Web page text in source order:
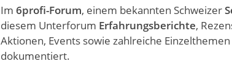
Im 6profi-Forum, einem bekannten Schweizer
diesem Unterforum Erfahrungsberichte,
Aktionen, Events sowie zahlreiche
dokumentiert.